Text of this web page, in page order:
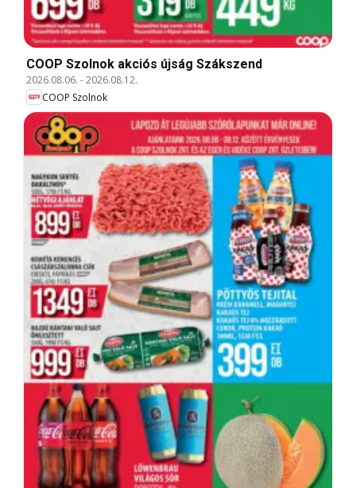
COOP Szolnok akciós újság Szákszend
2026.08.06. -2026.08.12.
COOP Szolnok